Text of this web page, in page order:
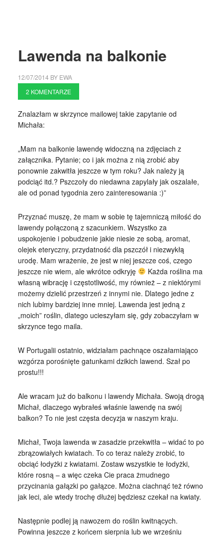
Lawenda na balkonie
12/07/2014 BY EWA
2 KOMENTARZE
Znalazłam w skrzynce mailowej takie zapytanie od
Michała:
„Mam na balkonie lawendę widoczną na zdjęciach z
załącznika. Pytanie; co i jak można z nią zrobić aby
ponownie zakwitła jeszcze w tym roku? Jak należy ją
podciąć itd.? Pszczoły do niedawna zapylały jak oszalałe,
ale od ponad tygodnia zero zainteresowania :)”
Przyznać muszę, że mam w sobie tę tajemniczą miłość do
lawendy połączoną z szacunkiem. Wszystko za
uspokojenie i pobudzenie jakie niesie ze sobą, aromat,
olejek eteryczny, przydatność dla pszczół i niezwykłą
urodę. Mam wrażenie, że jest w niej jeszcze coś, czego
jeszcze nie wiem, ale wkrótce odkryję
Każda roślina ma
własną wibrację i częstotliwość, my również – z niektórymi
możemy dzielić przestrzeń z innymi nie. Dlatego jedne z
nich lubimy bardziej inne mniej. Lawenda jest jedną z
„moich” roślin, dlatego ucieszyłam się, gdy zobaczyłam w
skrzynce tego maila.
W Portugalii ostatnio, widziałam pachnące oszałamiająco
wzgórza porośnięte gatunkami dzikich lawend. Szał po
prostu!!!
Ale wracam już do balkonu i lawendy Michała. Swoją drogą
Michał, dlaczego wybrałeś właśnie lawendę na swój
balkon? To nie jest częsta decyzja w naszym kraju.
Michał, Twoja lawenda w zasadzie przekwitła – widać to po
zbrązowiałych kwiatach. To co teraz należy zrobić, to
obciąć łodyżki z kwiatami. Zostaw wszystkie te łodyżki,
które rosną – a więc czeka Cie praca żmudnego
przycinania gałązki po gałązce. Można ciachnąć też równo
jak leci, ale wtedy trochę dłużej będziesz czekał na kwiaty.
Następnie podlej ją nawozem do roślin kwitnących.
Powinna jeszcze z końcem sierpnia lub we wrześniu